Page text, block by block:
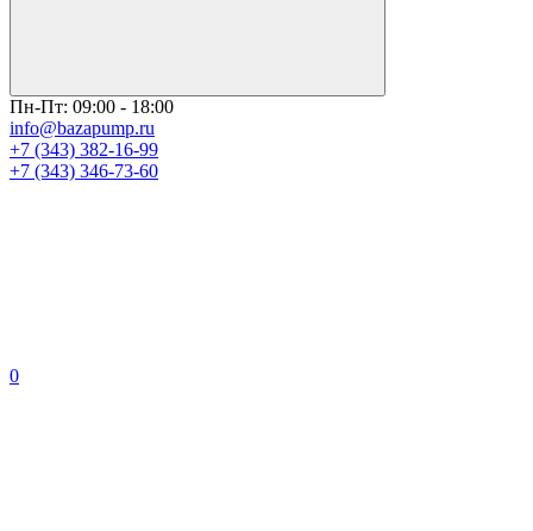
Пн-Пт: 09:00 - 18:00
info@bazapump.ru
+7 (343) 382-16-99
+7 (343) 346-73-‬60
0